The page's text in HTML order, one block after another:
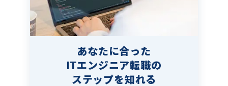
あなたに合った
ITエンジニア転職の
ステップを知れる